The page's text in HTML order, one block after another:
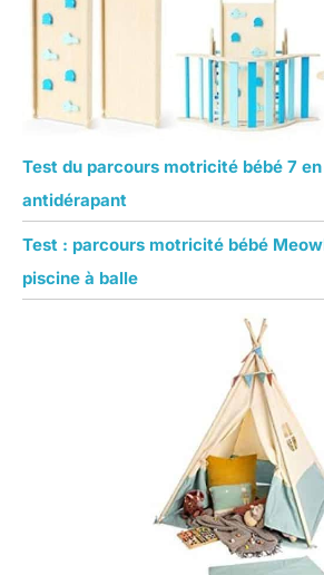
Test du parcours motricité bébé 7 en
antidérapant
Test : parcours motricité bébé
piscine à balle